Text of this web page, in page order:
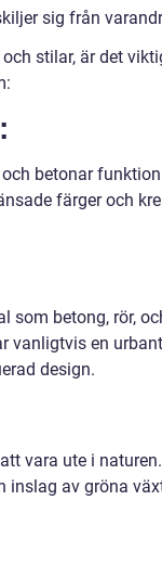
sig från
stilar, är det
betonar
färger och
som betong, rör,
vanligtvis en urbant
design.
vara ute i
inslag av gröna